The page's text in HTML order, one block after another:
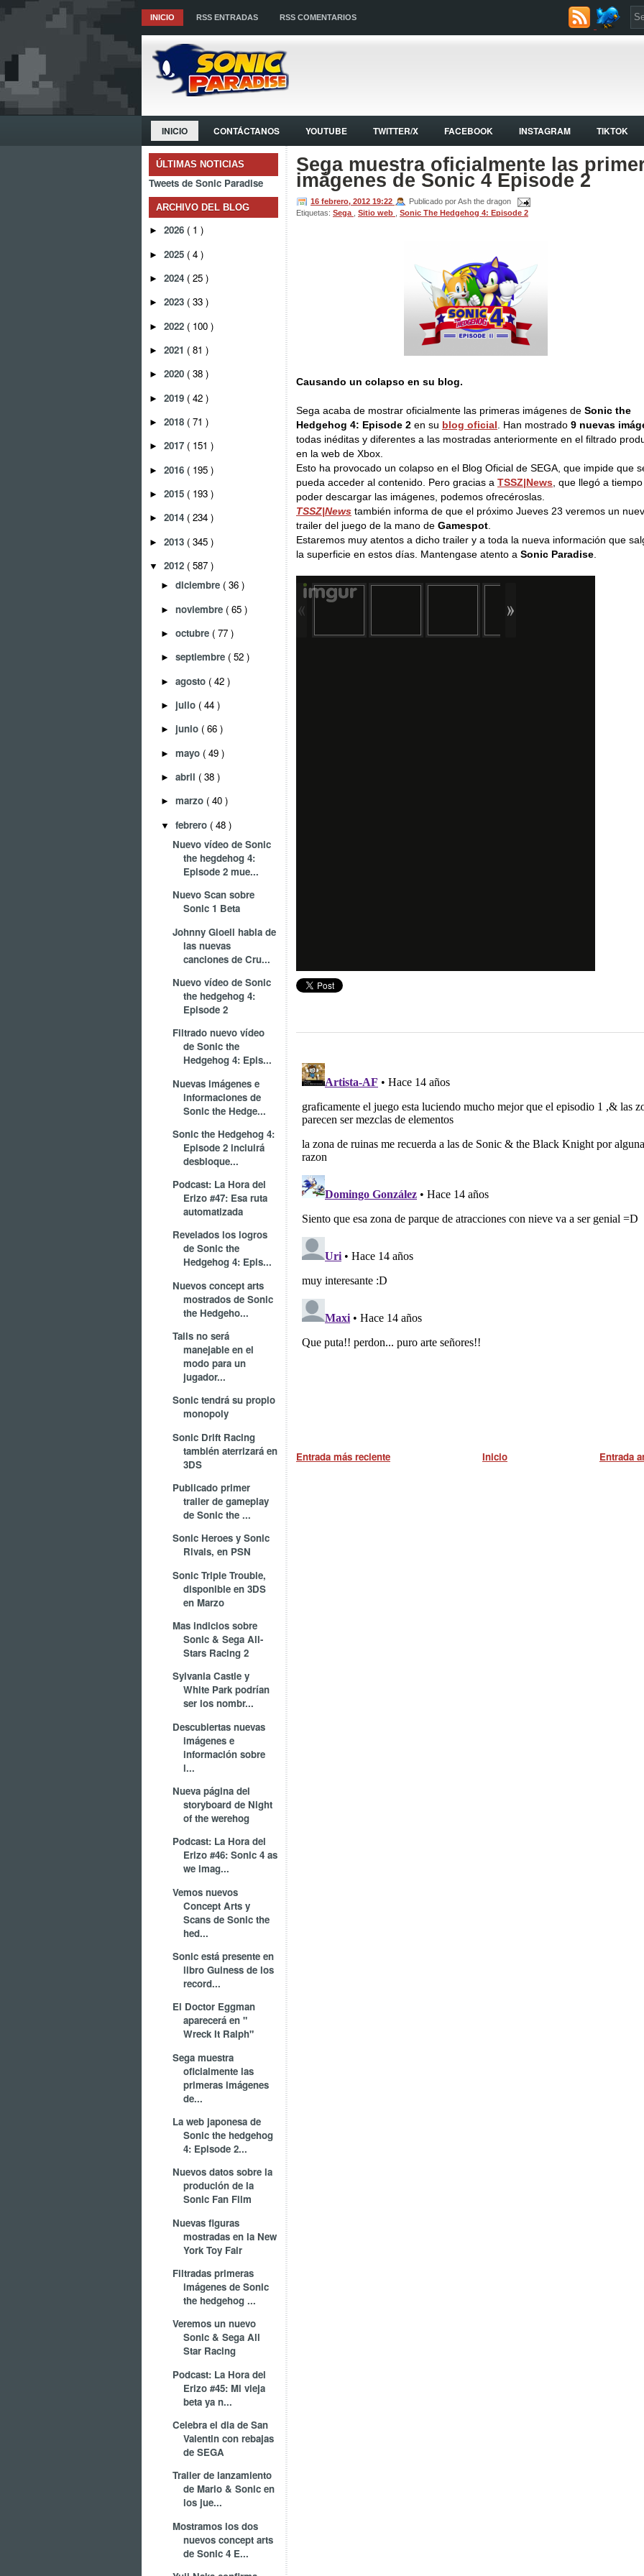
INICIO RSS ENTRADAS RSS COMENTARIOS
INICIO CONTÁCTANOS YOUTUBE TWITTER/X FACEBOOK INSTAGRAM TIKTOK
ÚLTIMAS NOTICIAS
Tweets de Sonic Paradise
ARCHIVO DEL BLOG
► 2026 ( 1 )
► 2025 ( 4 )
► 2024 ( 25 )
► 2023 ( 33 )
► 2022 ( 100 )
► 2021 ( 81 )
► 2020 ( 38 )
► 2019 ( 42 )
► 2018 ( 71 )
► 2017 ( 151 )
► 2016 ( 195 )
► 2015 ( 193 )
► 2014 ( 234 )
► 2013 ( 345 )
▼ 2012 ( 587 )
► diciembre ( 36 )
► noviembre ( 65 )
► octubre ( 77 )
► septiembre ( 52 )
► agosto ( 42 )
► julio ( 44 )
► junio ( 66 )
► mayo ( 49 )
► abril ( 38 )
► marzo ( 40 )
▼ febrero ( 48 )
Nuevo vídeo de Sonic
the hegdehog 4:
Episode 2 mue...
Nuevo Scan sobre
Sonic 1 Beta
Johnny Gioeli habla de
las nuevas
canciones de Cru...
Nuevo vídeo de Sonic
the hedgehog 4:
Episode 2
Filtrado nuevo vídeo
de Sonic the
Hedgehog 4: Epis...
Nuevas imágenes e
informaciones de
Sonic the Hedge...
Sonic the Hedgehog 4:
Episode 2 incluirá
desbloque...
Podcast: La Hora del
Erizo #47: Esa ruta
automatizada
Revelados los logros
de Sonic the
Hedgehog 4: Epis...
Nuevos concept arts
mostrados de Sonic
the Hedgeho...
Tails no será
manejable en el
modo para un
jugador...
Sonic tendrá su propio
monopoly
Sonic Drift Racing
también aterrizará en
3DS
Publicado primer
trailer de gameplay
de Sonic the ...
Sonic Heroes y Sonic
Rivals, en PSN
Sonic Triple Trouble,
disponible en 3DS
en Marzo
Mas indicios sobre
Sonic & Sega All-
Stars Racing 2
Sylvania Castle y
White Park podrían
ser los nombr...
Descubiertas nuevas
imágenes e
información sobre
l...
Nueva página del
storyboard de Night
of the werehog
Podcast: La Hora del
Erizo #46: Sonic 4 as
we imag...
Vemos nuevos
Concept Arts y
Scans de Sonic the
hed...
Sonic está presente en
libro Guiness de los
record...
El Doctor Eggman
aparecerá en "
Wreck It Ralph"
Sega muestra
oficialmente las
primeras imágenes
de...
La web japonesa de
Sonic the hedgehog
4: Episode 2...
Nuevos datos sobre la
produción de la
Sonic Fan Film
Nuevas figuras
mostradas en la New
York Toy Fair
Filtradas primeras
imágenes de Sonic
the hedgehog ...
Veremos un nuevo
Sonic & Sega All
Star Racing
Podcast: La Hora del
Erizo #45: Mi vieja
beta ya n...
Celebra el dia de San
Valentin con rebajas
de SEGA
Trailer de lanzamiento
de Mario & Sonic en
los jue...
Mostramos los dos
nuevos concept arts
de Sonic 4 E...
Sega muestra oficialmente las
imágenes de Sonic 4 Episode 2
16 febrero, 2012 19:22
Publicado por Ash the dragon
Etiquetas: Sega Sitio web Sonic The Hedgehog 4: Episode 2
Causando un colapso en su blog.
Sega acaba de mostrar oficialmente las primeras imágenes de Sonic the
Hedgehog 4: Episode 2 en su blog oficial . Han mostrado 9 nuevas
todas inéditas y diferentes a las mostradas anteriormente en el filtrado
en la web de Xbox.
Esto ha provocado un colapso en el Blog Oficial de SEGA, que impide que
pueda acceder al contenido. Pero gracias a TSSZ|News , que llegó a
poder descargar las imágenes, podemos ofrecéroslas.
TSSZ|News también informa de que el próximo Jueves 23 veremos un
trailer del juego de la mano de Gamespot
Estaremos muy atentos a dicho trailer y a toda la nueva información que
la superficie en estos días. Mantengase atento a Sonic Paradise
Entrada más reciente Entrada
Inicio